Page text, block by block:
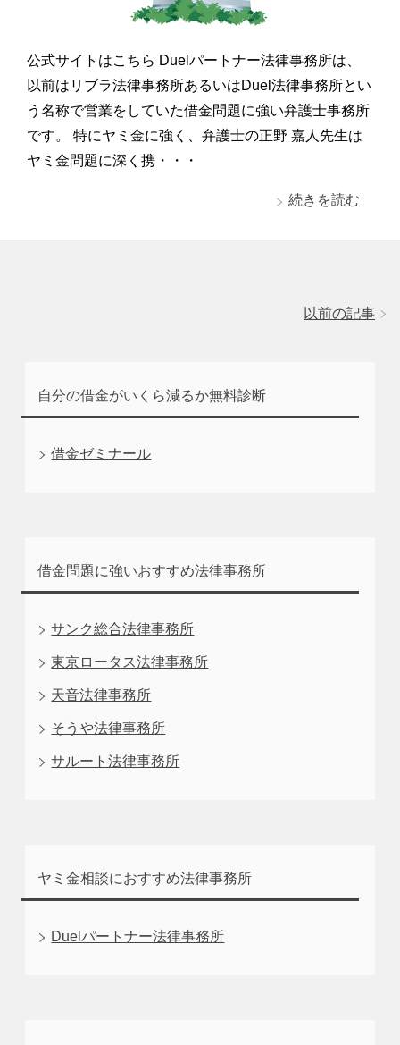
公式サイトはこちら Duelパートナー法律事務所は、
以前はリブラ法律事務所あるいはDuel法律事務所とい
う名称で営業をしていた借金問題に強い弁護士事務所
です。 特にヤミ金に強く、弁護士の正野 嘉人先生は
ヤミ金問題に深く携・・・
続きを読む
以前の記事
自分の借金がいくら減るか無料診断
借金ゼミナール
借金問題に強いおすすめ法律事務所
サンク総合法律事務所
東京ロータス法律事務所
天音法律事務所
そうや法律事務所
サルート法律事務所
ヤミ金相談におすすめ法律事務所
Duelパートナー法律事務所